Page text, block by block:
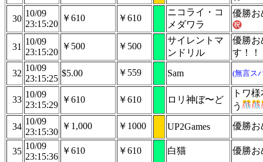
30
10/09
23:15:20
￥610 ￥610
ニコライ・コ
メダワラ
優勝お
31
10/09
23:15:20
￥500 ￥500
サイレントマ
ンドリル
優勝お
す！！
32
10/09
23:15:25
$5.00 ￥559 Sam (無言ス
33
10/09
23:15:29
￥610 ￥610 ロリ神ぼ〜ど
トワ
う
34
10/09
23:15:30
￥1,000 ￥1000 UP2Games 優勝お
35
10/09
23:15:36
￥610 ￥610 白猫 優勝お